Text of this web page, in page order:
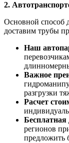
2.
Основной способ
доставим трубы
Наш
Важное
разгрузки
Расчет
Бесплатная
регионов
предложить